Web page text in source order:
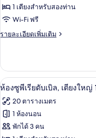
ห้อง
ดับเบิล,
เตียง
เตียง
1 เตียงสำหรับสองท่าน
Wi-Fi ฟรี
รายละเอียดเพิ่มเติม
ราย
เกี่ยว
กับ
Privilege,
ดับเบิล,
เตียง
ใหญ่
เปิด
ภาพถ่าย
ทั้งหมด
ของ
9
ห้องซูพีเรียดับเบิล, เตียงใหญ่
20 ตารางเมตร
1 ห้องนอน
พักได้ 3 คน